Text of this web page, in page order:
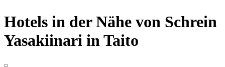
Hotels in der Nähe von Schrein
Yasakiinari in Taito